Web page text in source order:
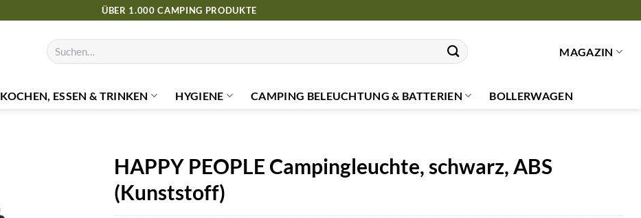
ÜBER 1.000 CAMPING PRODUKTE
Suchen
nach:
MAGAZIN
KOCHEN, ESSEN & TRINKEN HYGIENE CAMPING BELEUCHTUNG & BATTERIEN BOLLERWAGEN
HAPPY PEOPLE Campingleuchte, schwarz, ABS
(Kunststoff)